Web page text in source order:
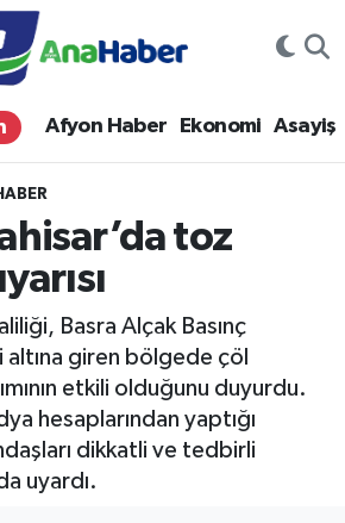
Afyon Haber Ekonomi Asayiş
toz
Basra Alçak Basınç
giren bölgede çöl
etkili olduğunu duyurdu.
hesaplarından yaptığı
dikkatli ve tedbirli
uyardı.
Nöbetçi Eczaneler
Hava Durumu
Trafik Yoğunluk Haritası
Durumu ve Fikstür